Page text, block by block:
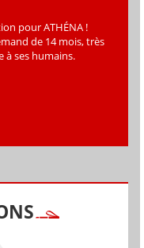
pour ATHÉNA !
de 14 mois, très
ses humains.